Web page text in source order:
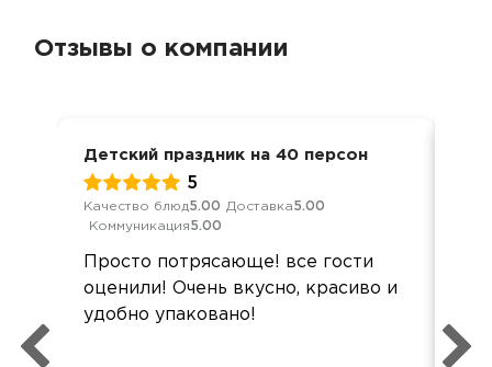
Отзывы о компании
Детский праздник на 40 персон
5
Качество блюд5.00 Доставка5.00
Коммуникация5.00
Просто потрясающе! все гости
оценили! Очень вкусно, красиво и
удобно упаковано!